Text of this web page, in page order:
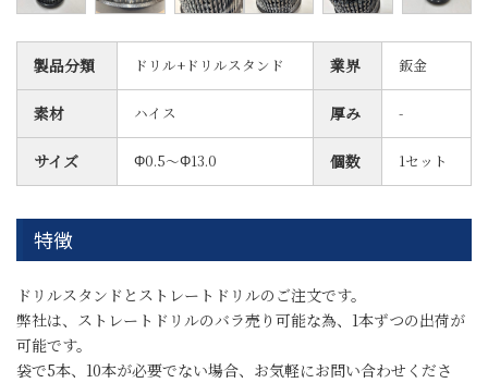
製品分類 ドリル+ドリルスタンド 業界 鈑金
素材 ハイス 厚み -
サイズ Φ0.5～Φ13.0 個数 1セット
特徴
ドリルスタンドとストレートドリルのご注文です。
弊社は、ストレートドリルのバラ売り可能な為、1本ずつの出荷が
可能です。
袋で5本、10本が必要でない場合、お気軽にお問い合わせくださ